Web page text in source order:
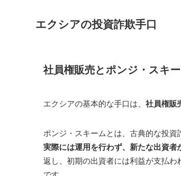
エクシアの投資詐欺手口
社員権販売とポンジ・スキ
エクシアの基本的な手口は、 社員権販
ポンジ・スキームとは、古典的な投資
実際には運用を行わず、新たな出資
返し、初期の出資者には利益が支払わ